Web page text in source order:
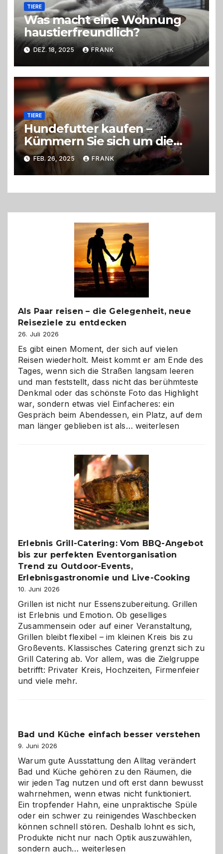
TIERE
Was macht eine Wohnung
haustierfreundlich?
DEZ. 18, 2025 FRANK
TIERE
Hundefutter kaufen –
Kümmern Sie sich um die
richtige Ernährung Ihres
Haustiers
FEB. 26, 2025 FRANK
Als Paar reisen – die Gelegenheit, neue
Reiseziele zu entdecken
26. Juli 2026
Es gibt einen Moment, der sich auf vielen
Reisen wiederholt. Meist kommt er am Ende des
Tages, wenn sich die Straßen langsam leeren
und man feststellt, dass nicht das berühmteste
Denkmal oder das schönste Foto das Highlight
war, sondern etwas viel Einfacheres: ein
Gespräch beim Abendessen, ein Platz, auf dem
man länger geblieben ist als… Als
–
die
Gelegenheit,
neue
Reiseziele
zu
entdecken
weiterlesen
Erlebnis Grill-Catering: Vom BBQ-Angebot
bis zur perfekten Eventorganisation
Trend zu Outdoor-Events,
Erlebnisgastronomie und Live-Cooking
10. Juni 2026
Grillen ist nicht nur Essenszubereitung. Grillen
ist Erlebnis und Emotion. Ob geselliges
Zusammensein oder auf einer Veranstaltung,
Grillen bleibt flexibel – im kleinen Kreis bis zu
Großevents. Klassisches Catering grenzt sich zu
Grill Catering ab. Vor allem, was die Zielgruppe
betrifft: Privater Kreis, Hochzeiten, Firmenfeier
und viele mehr.
Bad und Küche einfach besser verstehen
9. Juni 2026
Warum gute Ausstattung den Alltag verändert
Bad und Küche gehören zu den Räumen, die
wir jeden Tag nutzen und oft erst dann bewusst
wahrnehmen, wenn etwas nicht funktioniert.
Ein tropfender Hahn, eine unpraktische Spüle
oder ein schwer zu reinigendes Waschbecken
können schnell stören. Deshalb lohnt es sich,
Produkte nicht nur nach Optik auszuwählen,
sondern auch… Bad
weiterlesen